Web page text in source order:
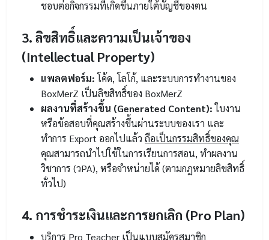
ชอบต่อกิจกรรมที่เกิดขึ้นภายใต้บัญชีของตน
3. ลิขสิทธิ์และความเป็นเจ้าของ
(Intellectual Property)
แพลตฟอร์ม:โค้ด, โลโก้, และระบบการทำงานของ
BoxMerZ เป็นลิขสิทธิ์ของ BoxMerZ
ผลงานที่สร้างขึ้น (Generated Content):ใบงาน
หรือข้อสอบที่คุณสร้างขึ้นผ่านระบบของเรา และ
ทำการ Export ออกไปแล้ว ถือเป็นกรรมสิทธิ์ของคุณ
คุณสามารถนำไปใช้ในการเรียนการสอน, ทำผลงาน
วิชาการ (วPA), หรือจำหน่ายได้ (ตามกฎหมายลิขสิทธิ์
ทั่วไป)
4. การชำระเงินและการยกเลิก (Pro Plan)
บริการ Pro Teacher เป็นแบบสมัครสมาชิก